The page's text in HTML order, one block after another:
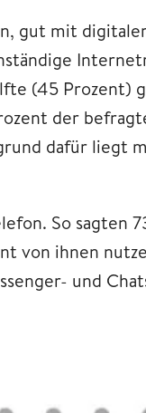
gut mit
(45 Prozent)
der
dafür liegt
So sagten
von ihnen
und